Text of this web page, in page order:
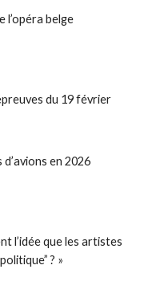
l’opéra belge
du 19 février
en 2026
l’idée que les artistes
? »